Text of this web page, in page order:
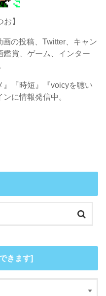
】
の投稿、Twitter、キャン
賞、ゲーム、インター
『時短』『voicyを聴い
に情報発信中。
きます]